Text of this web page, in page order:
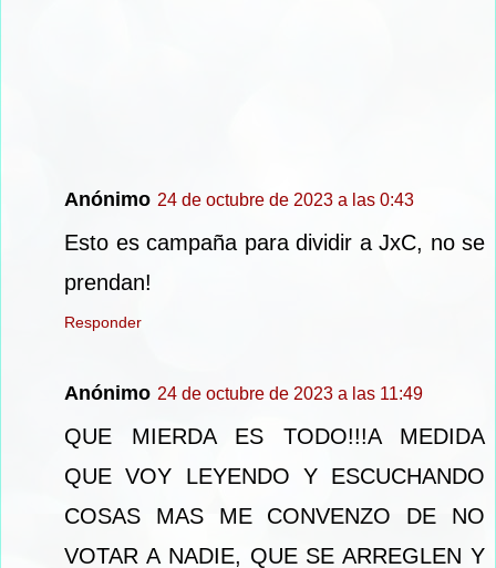
Anónimo 24 de octubre de 2023 a las 0:43
Esto es campaña para dividir a JxC, no se
prendan!
Responder
Anónimo 24 de octubre de 2023 a las 11:49
QUE MIERDA ES TODO!!!A MEDIDA
QUE VOY LEYENDO Y ESCUCHANDO
COSAS MAS ME CONVENZO DE NO
VOTAR A NADIE, QUE SE ARREGLEN Y